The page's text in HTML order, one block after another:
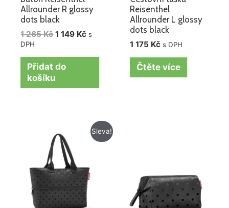
Allrounder R glossy
dots black
1 265Kč 1 149 Kč s
DPH
Přidat do
košíku
Reisenthel
Allrounder L glossy
dots black
1 175 Kč s DPH
Čtěte více
Sleva!
cena
byla:
715 Kč.
Aktuální
cena
575 Kč.